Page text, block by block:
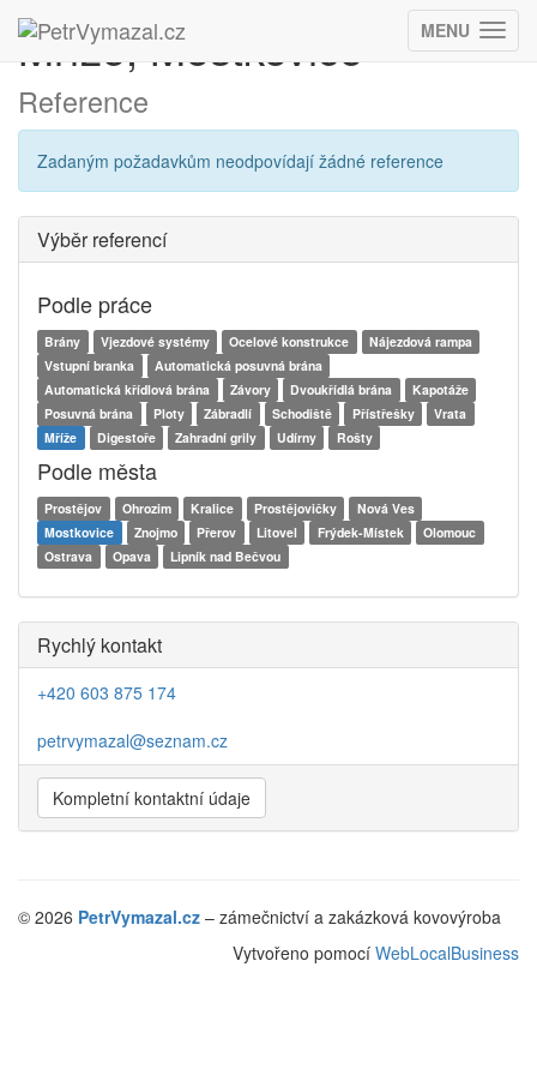
MENU
Mříže, Mostkovice–
Reference
Zadaným požadavkům neodpovídají žádné reference
Výběr referencí
Podle práce
Brány Vjezdové systémy Ocelové konstrukce
Nájezdová rampa
Vstupní branka
Automatická posuvná brána
Automatická křídlová brána
Závory Dvoukřídlá brána
Kapotáže
Posuvná brána
Ploty Zábradlí Schodiště Přístřešky
Vrata
Mříže
Digestoře Zahradní grily Udírny Rošty
Podle města
Prostějov Ohrozim Kralice Prostějovičky
Nová Ves
Mostkovice
Znojmo Přerov Litovel Frýdek-Místek
Olomouc
Ostrava
Opava Lipník nad Bečvou
Rychlý kontakt
+420 603 875 174
petrvymazal@seznam.cz
Kompletní kontaktní údaje
© 2026 PetrVymazal.cz – zámečnictví a zakázková kovovýroba
Vytvořeno pomocí WebLocalBusiness